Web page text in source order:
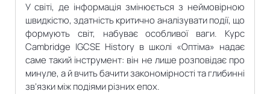
У світі, де інформація змінюється з неймовірною
швидкістю, здатність критично аналізувати події, що
формують світ, набуває особливої ваги. Курс
Cambridge IGCSE History в школі «Оптіма» надає
саме такий інструмент: він не лише розповідає про
минуле, а й вчить бачити закономірності та глибинні
зв’язки між подіями різних епох.